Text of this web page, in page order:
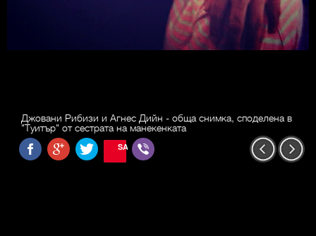
Джовани Рибизи и Агнес Дийн - обща снимка, споделена в
"Туитър" от сестрата на манекенката
SAVE